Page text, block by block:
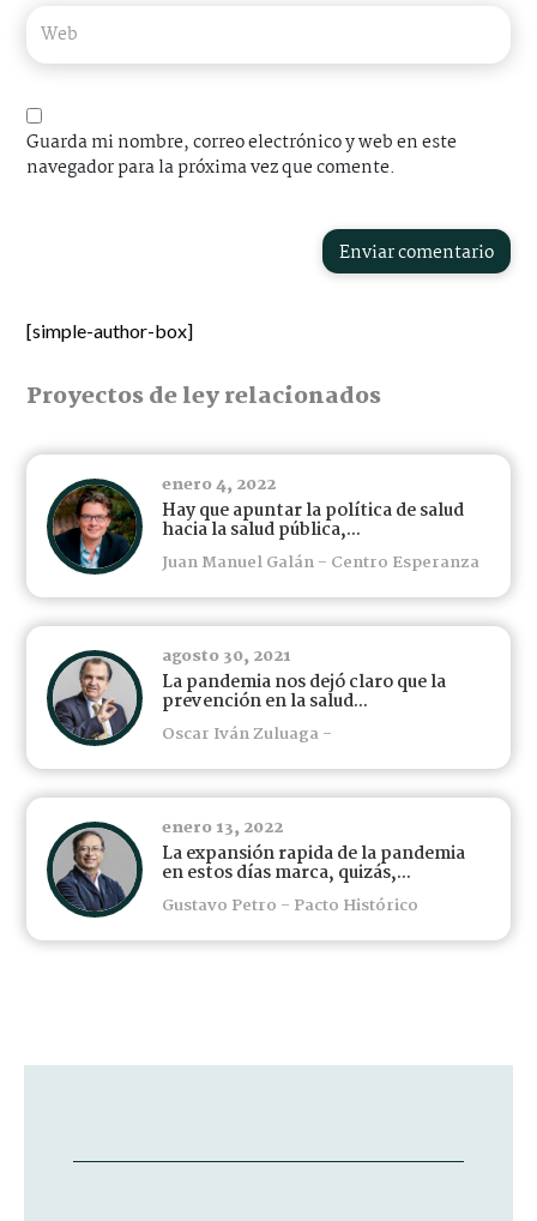
Guarda mi nombre, correo electrónico y web en este
navegador para la próxima vez que comente.
Enviar comentario
[simple-author-box]
Proyectos de ley relacionados
enero 4, 2022
Hay que apuntar la política de salud
hacia la salud pública,...
Juan Manuel Galán - Centro Esperanza
agosto 30, 2021
La pandemia nos dejó claro que la
prevención en la salud...
Oscar Iván Zuluaga -
enero 13, 2022
La expansión rapida de la pandemia
en estos días marca, quizás,...
Gustavo Petro - Pacto Histórico